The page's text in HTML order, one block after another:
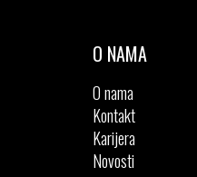
O NAMA
O nama
Kontakt
Karijera
Novosti